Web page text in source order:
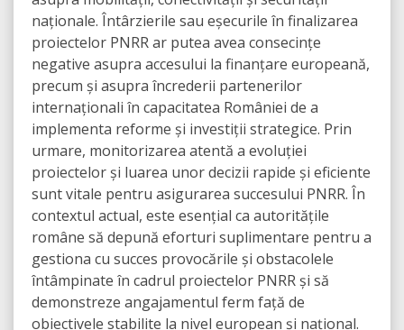
naționale. Întârzierile sau eșecurile în finalizarea
proiectelor PNRR ar putea avea consecințe
negative asupra accesului la finanțare europeană,
precum și asupra încrederii partenerilor
internaționali în capacitatea României de a
implementa reforme și investiții strategice. Prin
urmare, monitorizarea atentă a evoluției
proiectelor și luarea unor decizii rapide și eficiente
sunt vitale pentru asigurarea succesului PNRR. În
contextul actual, este esențial ca autoritățile
române să depună eforturi suplimentare pentru a
gestiona cu succes provocările și obstacolele
întâmpinate în cadrul proiectelor PNRR și să
demonstreze angajamentul ferm față de
obiectivele stabilite la nivel european și național.